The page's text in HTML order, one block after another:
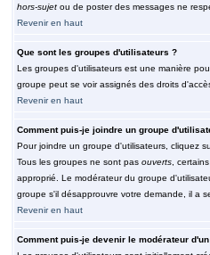
hors-sujetou de poster des messages ne
Revenir en haut
Que sont les groupes d'utilisateurs ?
Les groupes d'utilisateurs est une manière
groupe peut se voir assignés des droits
Revenir en haut
Comment puis-je joindre un groupe
Pour joindre un groupe d'utilisateurs, cliquez
Tous les groupes ne sont pas ouverts,
approprié. Le modérateur du groupe
groupe s'il désapprouvre votre demande, il a
Revenir en haut
Comment puis-je devenir le modérateur